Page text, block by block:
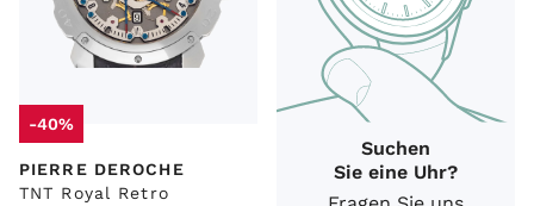
-40%
PIERRE DEROCHE
TNT Royal Retro
Suchen
Sie eine Uhr?